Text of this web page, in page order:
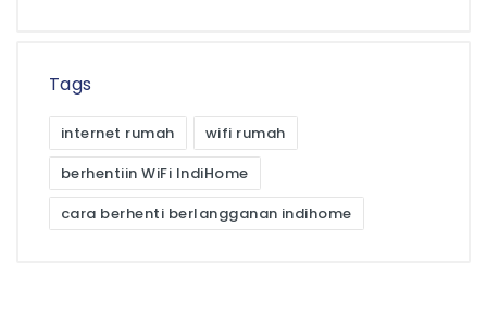
Tags
internet rumah
wifi rumah
berhentiin WiFi IndiHome
cara berhenti berlangganan indihome